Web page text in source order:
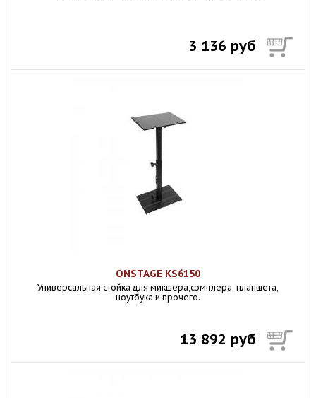
3 136 руб
ONSTAGE KS6150
Универсальная стойка для микшера,сэмплера, планшета,
ноутбука и прочего.
13 892 руб